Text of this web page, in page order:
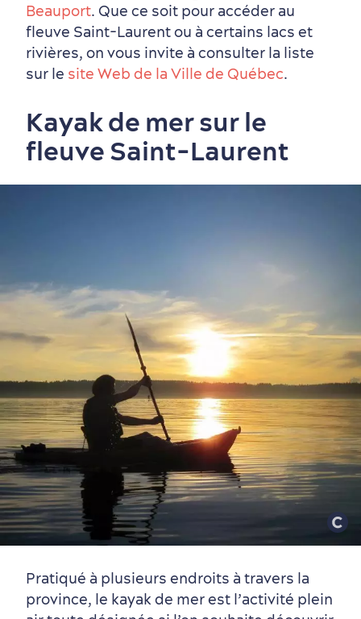
Beauport. Que ce soit pour accéder au
fleuve Saint-Laurent ou à certains lacs et
rivières, on vous invite à consulter la liste
sur le site Web de la Ville de Québec.
Kayak de mer sur le
fleuve Saint-Laurent
Pratiqué à plusieurs endroits à travers la
province, le kayak de mer est l’activité plein